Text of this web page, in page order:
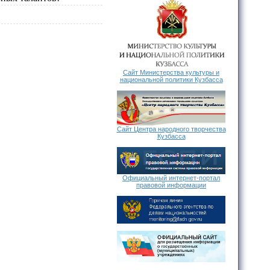
Сайт Министерства культуры и
национальной политики Кузбасса
Сайт Центра народного творчества
Кузбасса
Официальный интернет-портал
правовой информации